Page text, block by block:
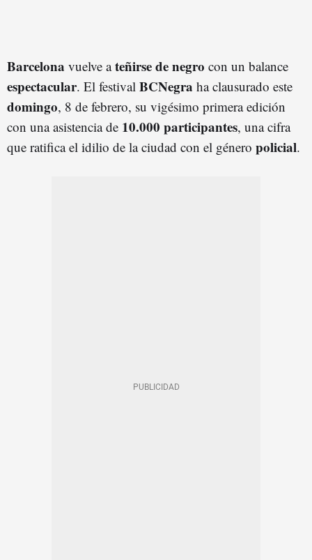
Barcelona vuelve ateñirse de negro con un balance
espectacular. El festival BCNegra ha clausurado este
domingo, 8 de febrero, su vigésimo primera edición
con una asistencia de 10.000 participantes, una cifra
que ratifica el idilio de la ciudad con el género policial.